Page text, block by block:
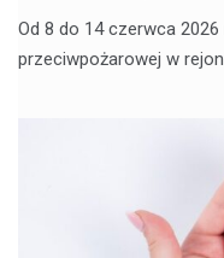
Od 8 do 14 czerwca
przeciwpożarowej w